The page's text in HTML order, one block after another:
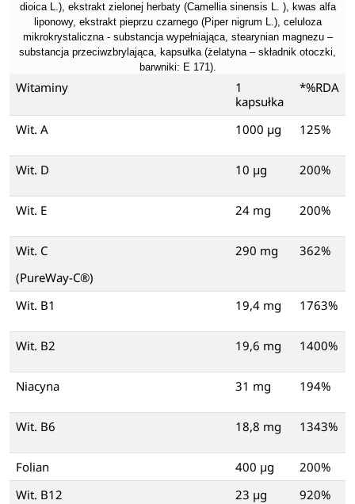
dioica L.), ekstrakt zielonej herbaty (Camellia sinensis L. ), kwas alfa
liponowy, ekstrakt pieprzu czarnego (Piper nigrum L.), celuloza
mikrokrystaliczna - substancja wypełniająca, stearynian magnezu –
substancja przeciwzbrylająca, kapsułka (żelatyna – składnik otoczki,
barwniki: E 171).
Witaminy
1
kapsułka
*%RDA
Wit. A 1000 µg 125%
Wit. D 10 µg 200%
Wit. E 24 mg 200%
Wit. C
(PureWay-C®)
290 mg 362%
Wit. B1 19,4 mg 1763%
Wit. B2 19,6 mg 1400%
Niacyna 31 mg 194%
Wit. B6 18,8 mg 1343%
Folian 400 µg
200%
Wit. B12
23 µg 920%